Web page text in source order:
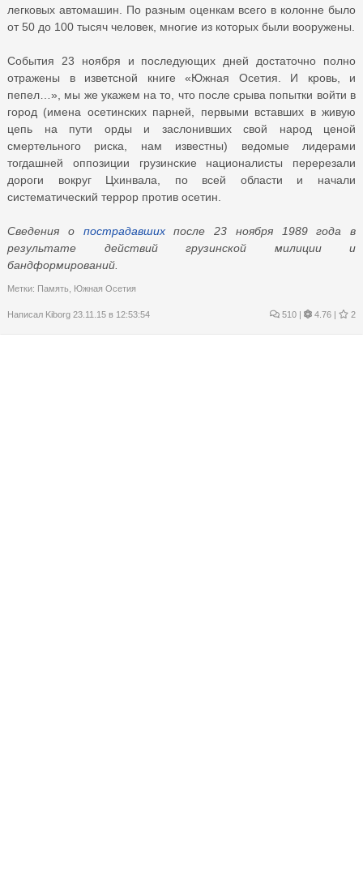
легковых автомашин. По разным оценкам всего в колонне было
от 50 до 100 тысяч человек, многие из которых были вооружены.
События 23 ноября и последующих дней достаточно полно
отражены в изветсной книге «Южная Осетия. И кровь, и
пепел…», мы же укажем на то, что после срыва попытки войти в
город (имена осетинских парней, первыми вставших в живую
цепь на пути орды и заслонивших свой народ ценой
смертельного риска, нам известны) ведомые лидерами
тогдашней оппозиции грузинские националисты перерезали
дороги вокруг Цхинвала, по всей области и начали
систематический террор против осетин.
Сведения о пострадавшихпосле 23 ноября 1989 года в
результате действий грузинской милиции и
бандформирований.
Метки: Память Южная Осетия
Написал Kiborg 23.11.15 в 12:53:54 510 | 4.76 | 2